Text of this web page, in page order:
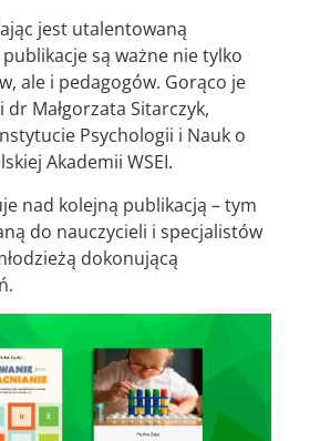
jest utalentowaną
są ważne nie tylko
ale i pedagogów. Gorąco je
Małgorzata Sitarczyk,
Psychologii i Nauk o
Akademii WSEI.
nad kolejną publikacją – tym
do nauczycieli i specjalistów
dokonującą